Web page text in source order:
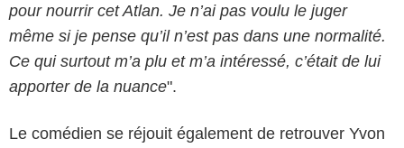
pour nourrir cet Atlan. Je n’ai pas voulu le juger
même si je pense qu’il n’est pas dans une normalité.
Ce qui surtout m’a plu et m’a intéressé, c’était de lui
apporter de la nuance".
Le comédien se réjouit également de retrouver Yvon